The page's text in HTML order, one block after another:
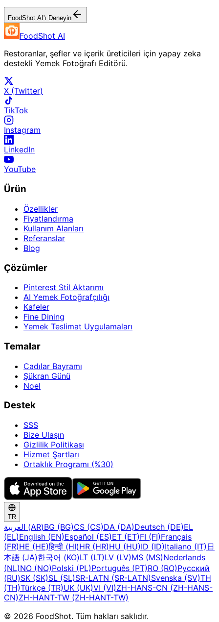
FoodShot AI'ı Deneyin
FoodShot AI
Restoranlar, şefler ve içerik üreticileri için yapay zeka
destekli Yemek Fotoğrafı Editörü.
X (Twitter)
TikTok
Instagram
LinkedIn
YouTube
Ürün
Özellikler
Fiyatlandırma
Kullanım Alanları
Referanslar
Blog
Çözümler
Pinterest Stil Aktarımı
AI Yemek Fotoğrafçılığı
Kafeler
Fine Dining
Yemek Teslimat Uygulamaları
Temalar
Cadılar Bayramı
Şükran Günü
Noel
Destek
SSS
Bize Ulaşın
Gizlilik Politikası
Hizmet Şartları
Ortaklık Programı (%30)
TR
العربية (AR)BG (BG)CS (CS)DA (DA)Deutsch (DE)EL
(EL)English (EN)Español (ES)ET (ET)FI (FI)Français
(FR)HE (HE)हिन्दी (HI)HR (HR)HU (HU)ID (ID)Italiano (IT) 日
本語 (JA)한국어 (KO)LT (LT)LV (LV)MS (MS)Nederlands
(NL)NO (NO)Polski (PL)Português (PT)RO (RO)Русский
(RU)SK (SK)SL (SL)SR-LATN (SR-LATN)Svenska (SV)TH
(TH)Türkçe (TR)UK (UK)VI (VI)ZH-HANS-CN (ZH-HANS-
CN)ZH-HANT-TW (ZH-HANT-TW)
© 2026 FoodShot. Tüm hakları saklıdır.